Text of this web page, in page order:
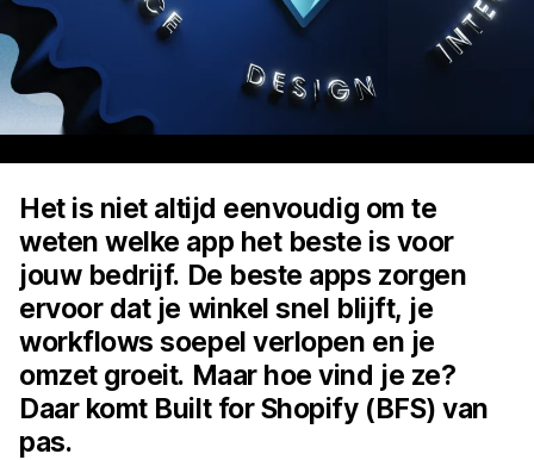
Het is niet altijd eenvoudig om te
weten welke app het beste is voor
jouw bedrijf. De beste apps zorgen
ervoor dat je winkel snel blijft, je
workflows soepel verlopen en je
omzet groeit. Maar hoe vind je ze?
Daar komt Built for Shopify (BFS) van
pas.